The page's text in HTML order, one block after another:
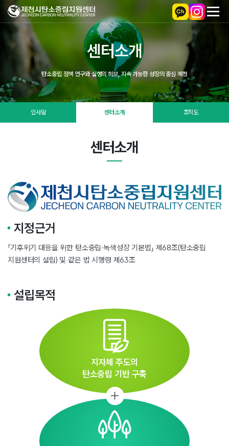
센터소개
탄소중립 정책 연구와 실행의 허브, 지속 가능한 성장의 중심 제천
인사말 센터소개 조직도
센터소개
지정근거
「기후위기 대응을 위한 탄소중립·녹색성장 기본법」 제68조(탄소중립
지원센터의 설립) 및 같은 법 시행령 제63조
설립목적
지자체 주도의
탄소중립 기반 구축